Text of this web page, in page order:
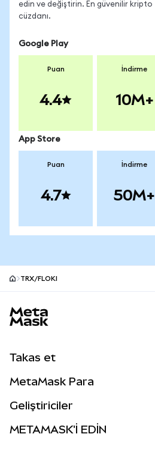
edin ve değiştirin. En güvenilir kripto
cüzdanı.
Google Play
Puan
4.4
İndirme
10M+
App Store
Puan
4.7
İndirme
50M+
TRX/FLOKI
Takas et
Perps
RWA'lar
MetaMask Para
Geliştiriciler
METAMASK'İ EDİN